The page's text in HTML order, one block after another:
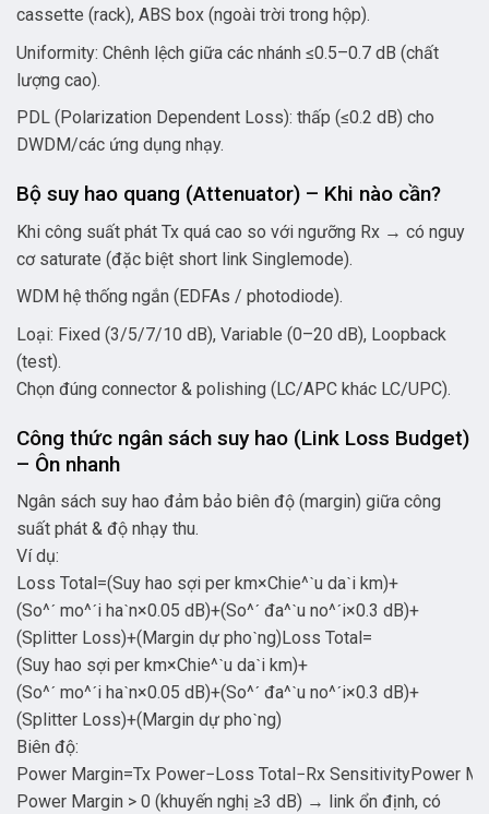
cassette (rack), ABS box (ngoài trời trong hộp).
Uniformity: Chênh lệch giữa các nhánh ≤0.5–0.7 dB (chất
lượng cao).
PDL (Polarization Dependent Loss): thấp (≤0.2 dB) cho
DWDM/các ứng dụng nhạy.
Bộ suy hao quang (Attenuator) – Khi nào cần?
Khi công suất phát Tx quá cao so với ngưỡng Rx → có nguy
cơ saturate (đặc biệt short link Singlemode).
WDM hệ thống ngắn (EDFAs / photodiode).
Loại: Fixed (3/5/7/10 dB), Variable (0–20 dB), Loopback
(test).
Chọn đúng connector & polishing (LC/APC khác LC/UPC).
Công thức ngân sách suy hao (Link Loss Budget)
– Ôn nhanh
Ngân sách suy hao đảm bảo biên độ (margin) giữa công
suất phát & độ nhạy thu.
Ví dụ:
Loss Total=(Suy hao sợi per km×Chie^ˋu daˋi km)+
(So^ˊ mo^ˊi haˋn×0.05 dB)+(So^ˊ đa^ˋu no^ˊi×0.3 dB)+
(Splitter Loss)+(Margin dự phoˋng) Loss Tota =
(Suy hao sợi per km×Chie^ˋu daˋi km)+
(So^ˊ mo^ˊi haˋn×0.05 d B)+(So^ˊ đa^ˋu no^ˊi×0.3 d B)+
(Spl itter Loss)+( Margin dự phoˋng)
Biên độ:
Power Margin=Tx Power−Loss Total−Rx SensitivityPower M
Power Margin > 0 (khuyến nghị ≥3 dB) → link ổn định, có